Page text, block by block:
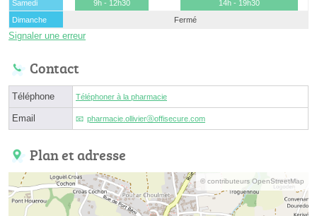
Samedi
9h - 12h30
14h - 19h30
Dimanche
Fermé
Signaler une erreur
Contact
Téléphone Téléphoner à la pharmacie
Email pharmacie.ollivierⓐoffisecure.com
Plan et adresse
© contributeurs OpenStreetMap